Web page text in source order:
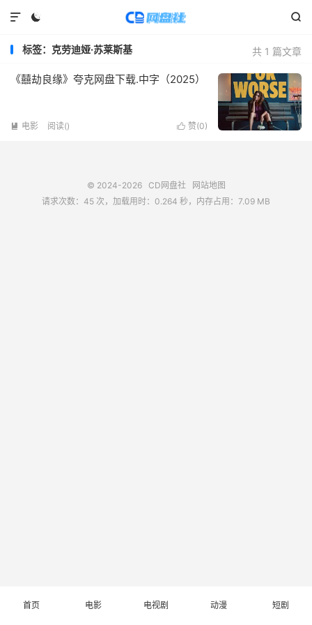
 

共 1 篇文章
标签：克劳迪娅·苏莱斯基
《囍劫良缘》夸克网盘下载.中字（2025）
 赞(0)
 电影 阅读()
© 2024-2026 CD网盘社
网站地图
请求次数：45 次，加载用时：0.264 秒，内存占用：7.09 MB
首页 电影 电视剧 动漫 短剧